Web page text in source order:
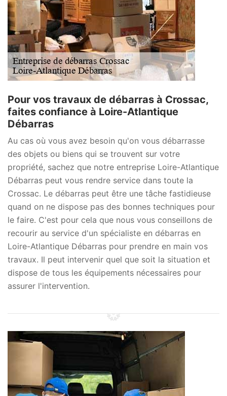
Pour vos travaux de débarras à Crossac,
faites confiance à Loire-Atlantique
Débarras
Au cas où vous avez besoin qu'on vous débarrasse
des objets ou biens qui se trouvent sur votre
propriété, sachez que notre entreprise Loire-Atlantique
Débarras peut vous rendre service dans toute la
Crossac. Le débarras peut être une tâche fastidieuse
quand on ne dispose pas des bonnes techniques pour
le faire. C'est pour cela que nous vous conseillons de
recourir au service d'un spécialiste en débarras en
Loire-Atlantique Débarras pour prendre en main vos
travaux. Il peut intervenir quel que soit la situation et
dispose de tous les équipements nécessaires pour
assurer l'intervention.